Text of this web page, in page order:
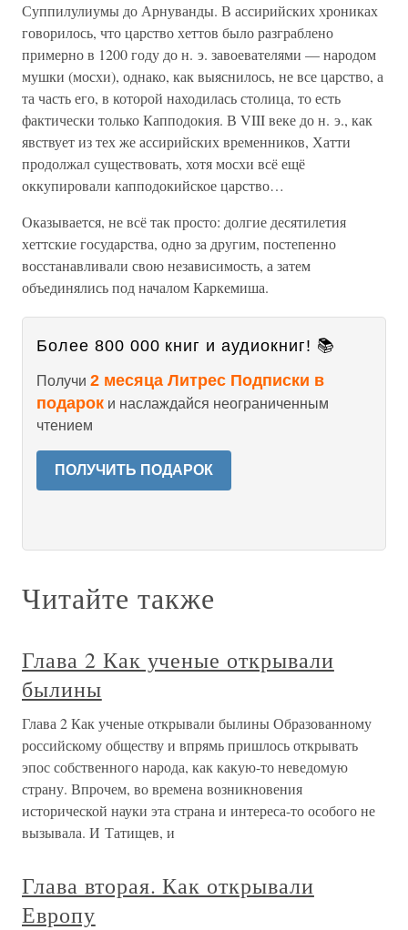
Суппилулиумы до Арнуванды. В ассирийских хрониках
говорилось, что царство хеттов было разграблено
примерно в 1200 году до н. э. завоевателями — народом
мушки (мосхи), однако, как выяснилось, не все царство, а
та часть его, в которой находилась столица, то есть
фактически только Капподокия. В VIII веке до н. э., как
явствует из тех же ассирийских временников, Хатти
продолжал существовать, хотя мосхи всё ещё
оккупировали капподокийское царство…
Оказывается, не всё так просто: долгие десятилетия
хеттские государства, одно за другим, постепенно
восстанавливали свою независимость, а затем
объединялись под началом Каркемиша.
Более 800 000 книг и аудиокниг! 📚
Получи 2 месяца Литрес Подписки в
подарок и наслаждайся неограниченным
чтением
ПОЛУЧИТЬ ПОДАРОК
Читайте также
Глава 2 Как ученые открывали
былины
Глава 2 Как ученые открывали былины Образованному
российскому обществу и впрямь пришлось открывать
эпос собственного народа, как какую-то неведомую
страну. Впрочем, во времена возникновения
исторической науки эта страна и интереса-то особого не
вызывала. И Татищев, и
Глава вторая. Как открывали
Европу